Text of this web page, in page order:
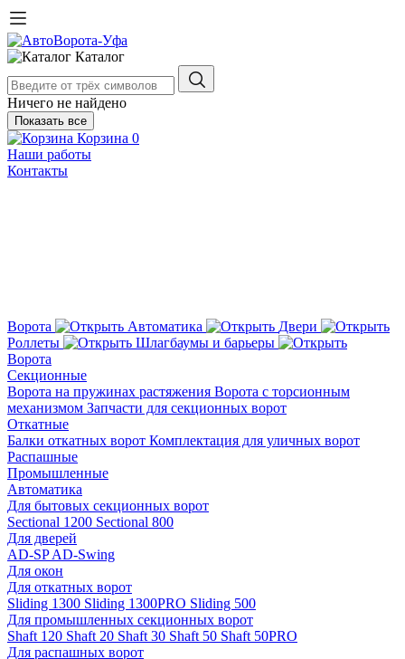
Каталог
Ничего не найдено
Показать все
Корзина 0
Наши работы
Контакты
Ворота Автоматика
Двери
Роллеты
Шлагбаумы и барьеры
Ворота
Секционные
Ворота на пружинах растяжения Ворота с торсионным
механизмом Запчасти для секционных ворот
Откатные
Балки откатных ворот Комплектация для уличных ворот
Распашные
Промышленные
Автоматика
Для бытовых секционных ворот
Sectional 1200 Sectional 800
Для дверей
AD-SPAD-Swing
Для окон
Для откатных ворот
Sliding 1300 Sliding 1300PRO Sliding 500
Для промышленных секционных ворот
Shaft 120 Shaft 20 Shaft 30 Shaft 50 Shaft 50PRO
Для распашных ворот